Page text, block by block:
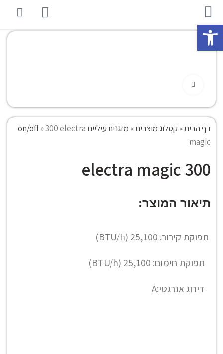
דף הבית»קטלוג מוצרים » מזגנים עיליים on/off »300 electra
magic
300 electra magic
תיאור המוצר:
תפוקת קירור: 25,100 (BTU/h)
תפוקת חימום: 25,100 (BTU/h)
דירוג אנרגטי:A
פתח סרגל נגישות